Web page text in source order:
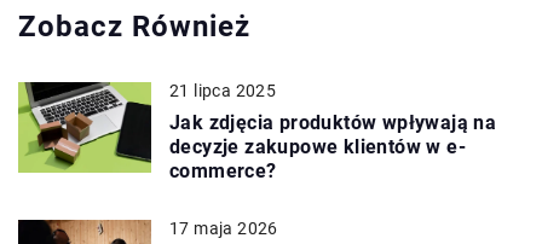
Zobacz Również
21 lipca 2025
Jak zdjęcia produktów wpływają na
decyzje zakupowe klientów w e-
commerce?
17 maja 2026